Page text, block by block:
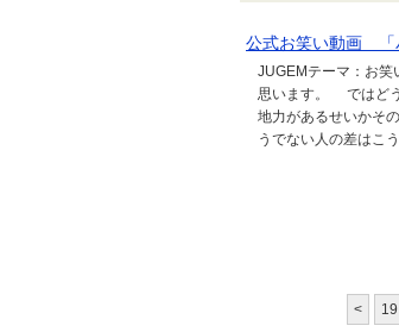
公式お笑い動画 「
JUGEMテーマ：お
思います。 ではど
地力があるせいかそ
うでない人の差はこ
< 19